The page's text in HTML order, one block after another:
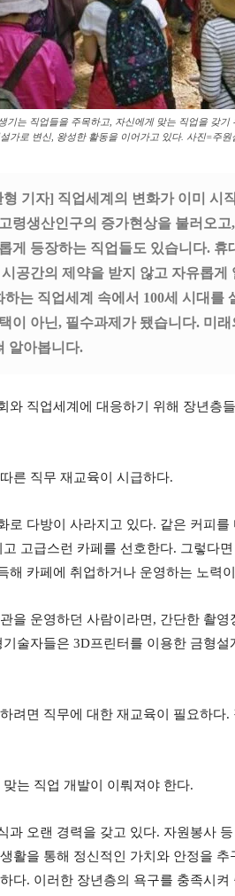
기는 직업들을 주목하고, 자신에게 맞는 직업을 갖
가로 변신, 왕성한 활동을 이어가고 있다. 사진=주원
기자] 직업세계의 변화가 이미 시
령생산인구의 증가현상을 불러오고,
게 등장하는 직업들도 있습니다. 휴
시공간의 제약을 받지 않고 자유롭게
하는 직업세계 속에서 100세 시대를
이 아닌, 필수과제가 됐습니다. 미래
알아봅니다.
와 직업세계에 대응하기 위해 장년층
른 직무 재교육이 시급하다.
로 다방이 사라지고 있다. 같은 커피를
고 고급스런 카페를 선호한다. 그렇다
해 카페에 취업하거나 운영하는 노력
을 운영하던 사람이라면 , 간단한 촬영
기술자들은 3D프린터를 이용한 금형설
려면 직무에 대한 재교육이 필요하다.
는 직업 개발이 이뤄져야 한다.
과 오랜 경력을 갖고 있다. 자원봉사
활을 통해 정신적인 가치와 안정을 추
다. 이러한 장년층의 욕구를 충족시